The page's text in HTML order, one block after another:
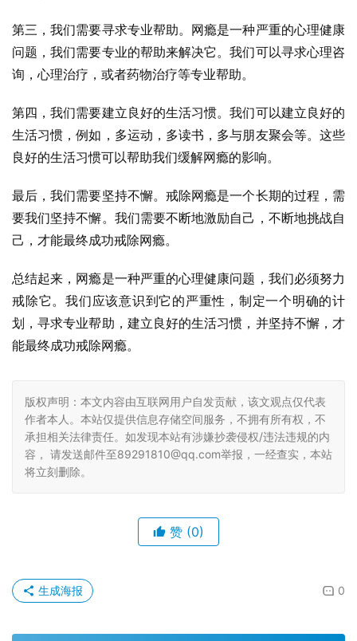
第三，我们需要寻求专业帮助。网瘾是一种严重的心理健康
问题，我们需要专业的帮助来解决它。我们可以寻求心理咨
询，心理治疗，或者药物治疗等专业帮助。
第四，我们需要建立良好的生活习惯。我们可以建立良好的
生活习惯，例如，多运动，多读书，多与朋友聚会等。这些
良好的生活习惯可以帮助我们缓解网瘾的影响。
最后，我们需要坚持不懈。戒除网瘾是一个长期的过程，需
要我们坚持不懈。我们需要不断地激励自己，不断地挑战自
己，才能最终成功戒除网瘾。
总结起来，网瘾是一种严重的心理健康问题，我们必须努力
戒除它。我们应该意识到它的严重性，制定一个明确的计
划，寻求专业帮助，建立良好的生活习惯，并坚持不懈，才
能最终成功戒除网瘾。
版权声明：本文内容由互联网用户自发贡献，该文观点仅代表
作者本人。本站仅提供信息存储空间服务，不拥有所有权，不
承担相关法律责任。如发现本站有涉嫌抄袭侵权/违法违规的内
容， 请发送邮件至89291810@qq.com举报，一经查实，本站
将立刻删除。
赞 (0)
0
生成海报